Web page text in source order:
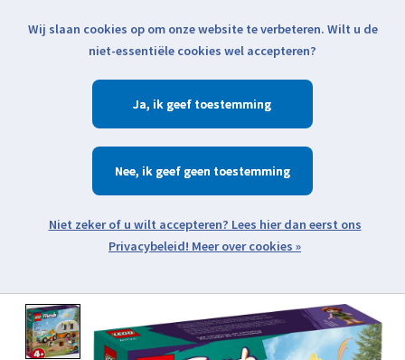
Klik voor actuele verzendinformatie...
Verlanglijst
Zoeken
Open webshop menu
Product image slideshow Items
Wij slaan cookies op om onze website te verbeteren. Wilt u de
niet-essentiële cookies wel accepteren?
Ja
Nee
Meer over cookies »